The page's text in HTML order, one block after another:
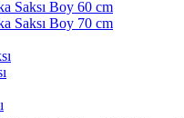
Saksı Boy 60 cm
Saksı Boy 70 cm